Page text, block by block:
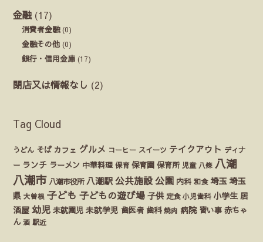
金融 (17)
消費者金融(0)
金融その他 (0)
銀行・信用金庫 (17)
閉店又は情報なし (2)
Tag Cloud
うどん そば カフェ グルメ コーヒー スイーツ テイクアウト ディナ
ー ランチ ラーメン 中華料理 保育 保育園 保育所 児童 八條 八潮
八潮市 八潮市役所 八潮駅 公共施設 公園 内科 和食 埼玉 埼玉
県 大曽根 子ども 子どもの遊び場 子供 定食 小児歯科 小学生 居
酒屋 幼児 未就園児 未就学児 歯医者 歯科 焼肉 病院 習い事 赤ちゃ
ん 酒 駅近